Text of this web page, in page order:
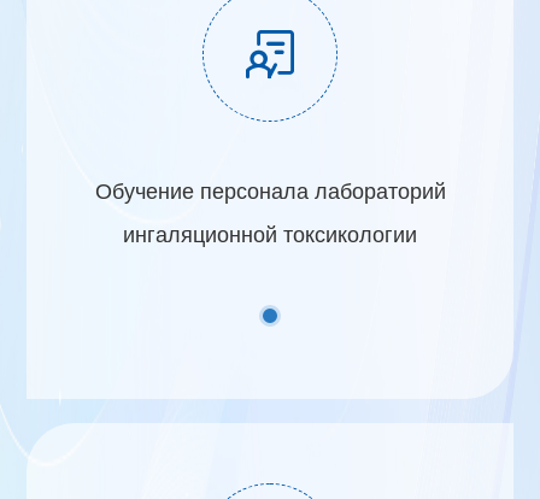

Обучение персонала лабораторий
ингаляционной токсикологии